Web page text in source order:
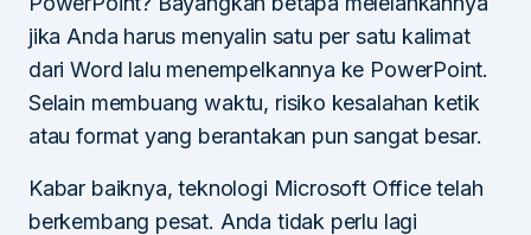
jika Anda harus menyalin satu per satu kalimat
dari Word lalu menempelkannya ke PowerPoint.
Selain membuang waktu, risiko kesalahan ketik
atau format yang berantakan pun sangat besar.
Kabar baiknya, teknologi Microsoft Office telah
berkembang pesat. Anda tidak perlu lagi